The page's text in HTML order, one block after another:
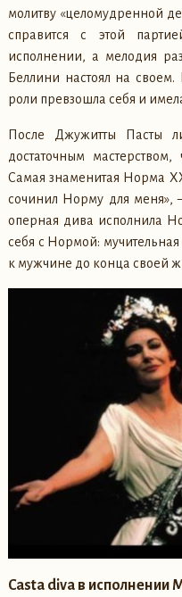
молитву «целомудренной
справится с этой
исполнении, а мелодия
Беллини настоял на
роли превзошла себя и
После Джужитты Пасты
достаточным
Самая знаменитая Норма
сочинил Норму для меня»,
оперная дива исполнила
себя с Нормой:
к мужчине до конца своей
Casta diva в исполнении